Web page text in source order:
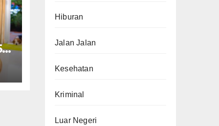
Hiburan
Jalan Jalan
Kesehatan
Kriminal
Luar Negeri